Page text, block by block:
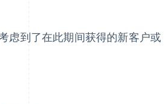
虑到了在此期间获得的新客户或